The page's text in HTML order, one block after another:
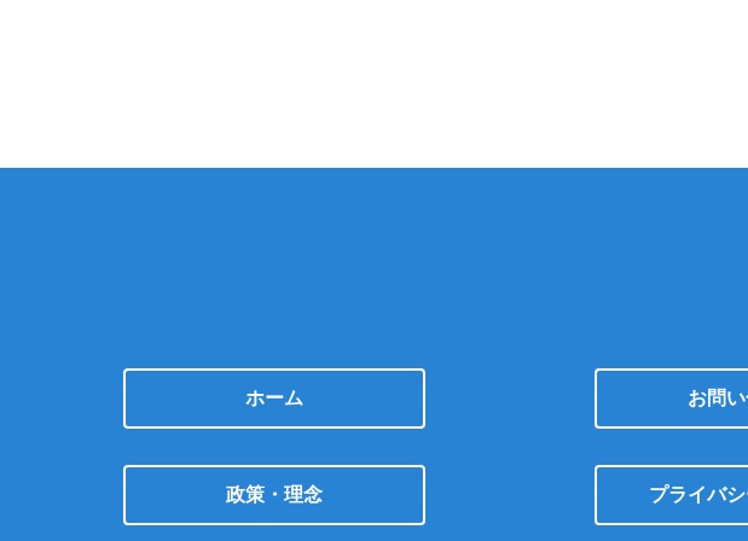
ホーム
政策・理念
お問
プライバ